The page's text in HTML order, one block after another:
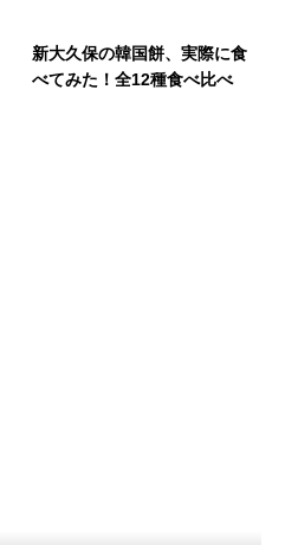
新大久保の韓国餅、実際に食
べてみた！全12種食べ比べ